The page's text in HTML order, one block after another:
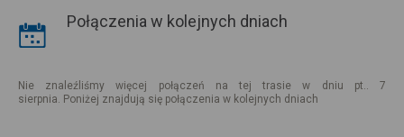
Połączenia w kolejnych dniach
Nie znaleźliśmy więcej połączeń na tej trasie w dniu pt.. 7
sierpnia. Poniżej znajdują się połączenia w kolejnych dniach